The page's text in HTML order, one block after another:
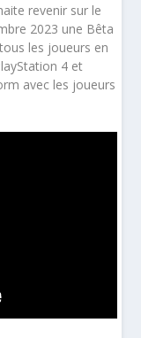
revenir sur le
2023 une Bêta
les joueurs en
4 et
avec les joueurs